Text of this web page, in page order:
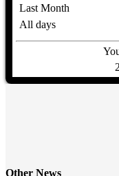
Last Month
All days
Other News